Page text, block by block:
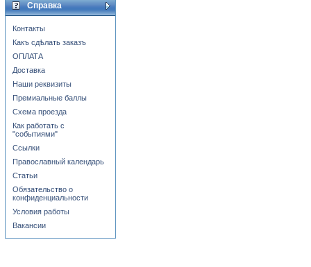
Справка
Контакты
Какъ сдѣлать заказъ
ОПЛАТА
Доставка
Наши реквизиты
Премиальные баллы
Схема проезда
Как работать с
"событиями"
Ссылки
Православный календарь
Статьи
Обязательство о
конфиденциальности
Условия работы
Вакансии